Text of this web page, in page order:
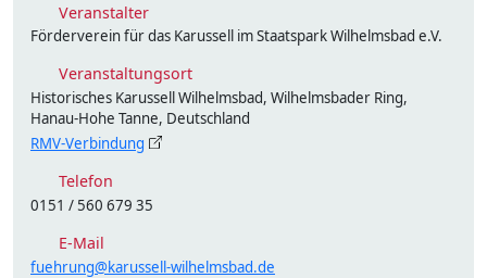
Veranstalter
Förderverein für das Karussell im Staatspark Wilhelmsbad e.V.
Veranstaltungsort
Historisches Karussell Wilhelmsbad, Wilhelmsbader Ring,
Hanau-Hohe Tanne, Deutschland
RMV-Verbindung
Telefon
0151 / 560 679 35
E-Mail
fuehrung@karussell-wilhelmsbad.de